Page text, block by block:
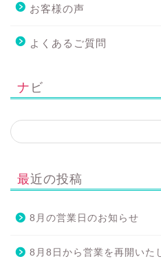
お客様の声
よくあるご質問
ナビ
最近の投稿
8月の営業日のお知らせ
8月8日から営業を再開いた